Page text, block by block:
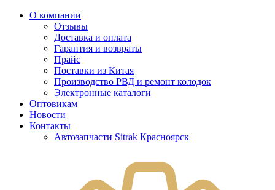
О компании
Отзывы
Доставка и оплата
Гарантия и возвраты
Прайс
Поставки из Китая
Производство РВД и ремонт колодок
Электронные каталоги
Оптовикам
Новости
Контакты
Автозапчасти Sitrak Красноярск